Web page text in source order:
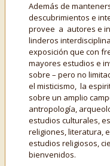
Además de
descubrimientos e
provee a autores e
linderos
exposición que con
mayores estudios e
sobre – pero no
el misticismo, la
sobre un amplio
antropología,
estudios culturales,
religiones, literatura,
estudios religiosos,
bienvenidos.